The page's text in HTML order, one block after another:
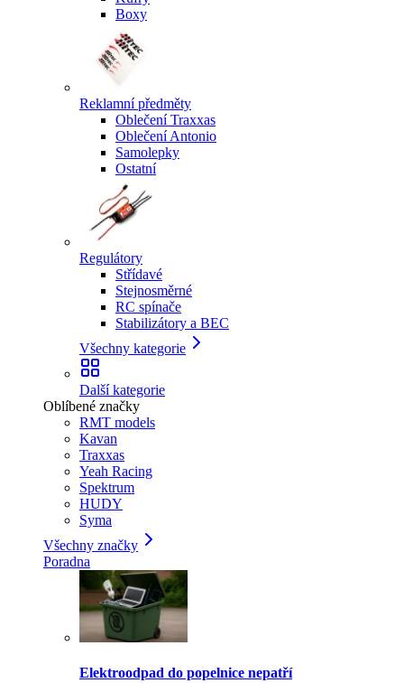
Boxy
Reklamní předměty
Oblečení Traxxas
Oblečení Antonio
Samolepky
Ostatní
Regulátory
Střídavé
Stejnosměrné
RC spínače
Stabilizátory a BEC
Všechny kategorie
Další kategorie
Oblíbené značky
RMT models
Kavan
Traxxas
Yeah Racing
Spektrum
HUDY
Syma
Všechny značky
Poradna
Elektroodpad do popelnice nepatří